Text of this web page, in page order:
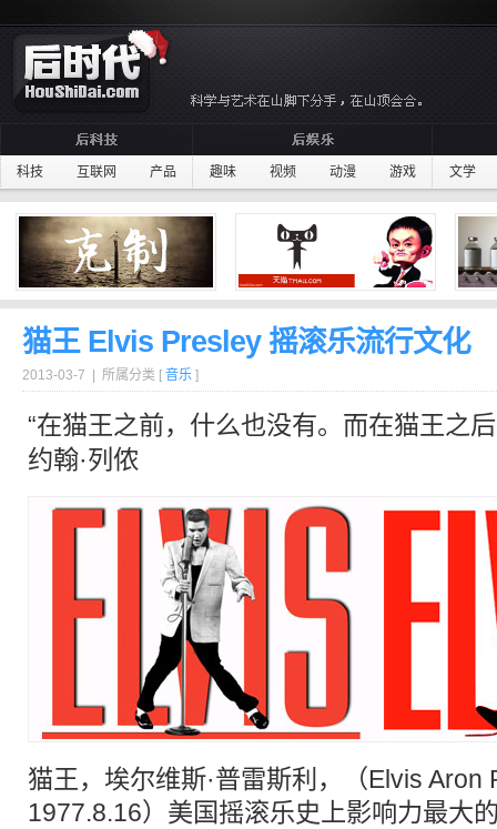
科技 互联网 产品 趣味 视频 动漫 游戏 文学
猫王 Elvis Presley 摇滚乐流行文化
2013-03-7 | 所属分类 [ 音乐 ]
“在猫王之前，什么也没有。而在猫王之
约翰·列侬
猫王，埃尔维斯·普雷斯利，（Elvis Aron
1977.8.16） 美国摇滚乐史上影响力最大